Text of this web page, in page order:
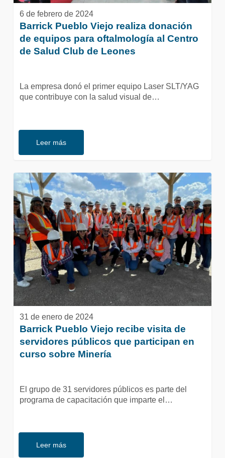
Club
de
Leones
6 de febrero de 2024
Barrick Pueblo Viejo realiza donación
de equipos para oftalmología al Centro
de Salud Club de Leones
La empresa donó el primer equipo Laser SLT/YAG
que contribuye con la salud visual de…
Leer más
Barrick
Pueblo
Viejo
recibe
visita
de
servidores
públicos
que
participan
en
curso
sobre
Minería
31 de enero de 2024
Barrick Pueblo Viejo recibe visita de
servidores públicos que participan en
curso sobre Minería
El grupo de 31 servidores públicos es parte del
programa de capacitación que imparte el…
Leer más